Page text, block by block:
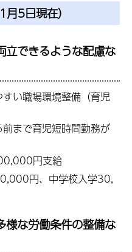
5日現在）
立できるような配慮な
い職場環境整備（育児
まで育児短時間勤務が
円支給
円、中学校入学30,
様な労働条件の整備な